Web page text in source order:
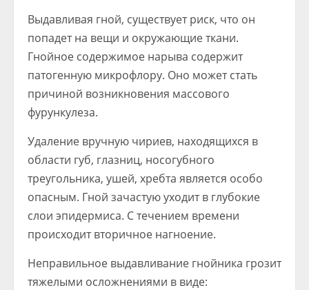
Выдавливая гной, существует риск, что он
попадет на вещи и окружающие ткани.
Гнойное содержимое нарыва содержит
патогенную микрофлору. Оно может стать
причиной возникновения массового
фурункулеза.
Удаление вручную чириев, находящихся в
области губ, глазниц, носогубного
треугольника, ушей, хребта является особо
опасным. Гной зачастую уходит в глубокие
слои эпидермиса. С течением времени
происходит вторичное нагноение.
Неправильное выдавливание гнойника грозит
тяжелыми осложнениями в виде: